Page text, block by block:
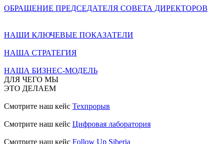
ОБРАЩЕНИЕ ПРЕДСЕДАТЕЛЯ СОВЕТА ДИРЕКТОРОВ
НАШИ КЛЮЧЕВЫЕ ПОКАЗАТЕЛИ
НАША СТРАТЕГИЯ
НАША БИЗНЕС-МОДЕЛЬ
ДЛЯ ЧЕГО МЫ
ЭТО ДЕЛАЕМ
Смотрите наш кейс Техпрорыв
Смотрите наш кейс Цифровая лаборатория
Смотрите наш кейс Follow Up Siberia